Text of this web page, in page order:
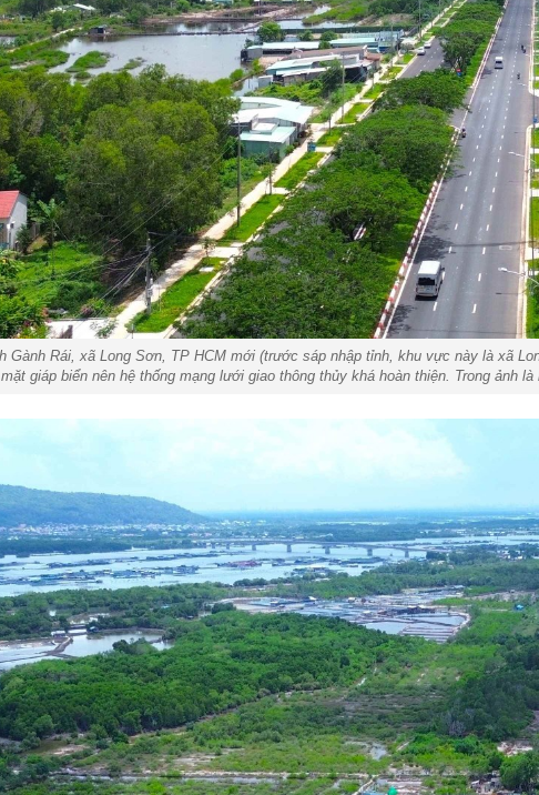
Gành Rái, xã Long Sơn, TP HCM mới (trước sáp nhập tỉnh, khu vực này là xã
giáp biển nên hệ thống mạng lưới giao thông thủy khá hoàn thiện. Trong ảnh